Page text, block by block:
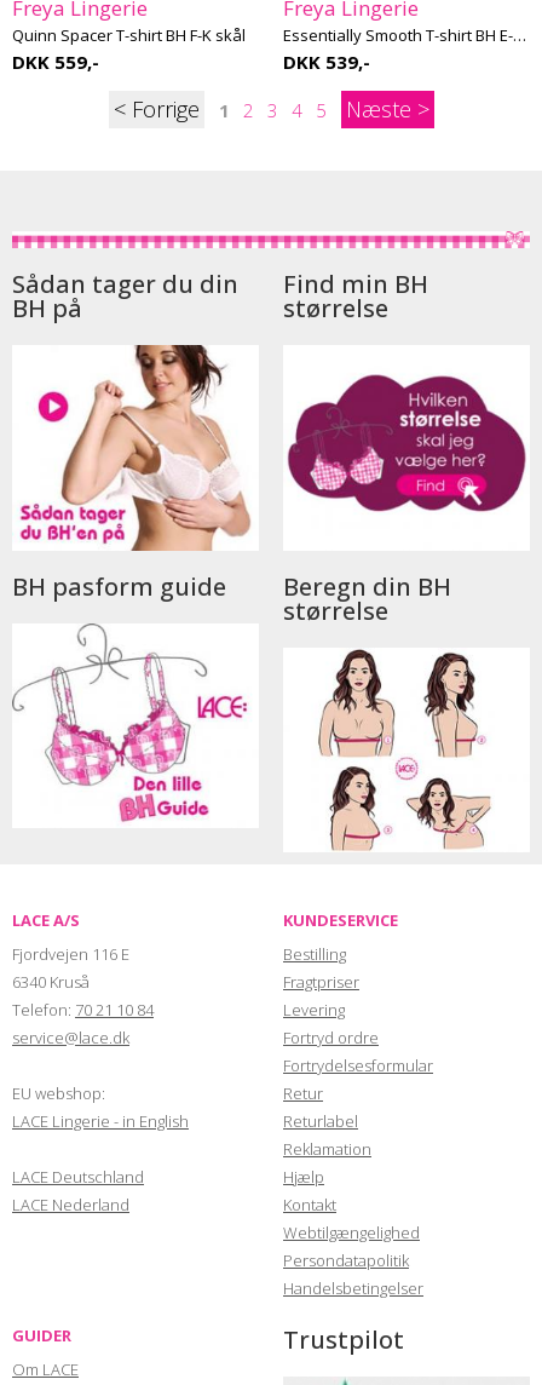
Freya Lingerie
Quinn Spacer T-shirt BH F-K skål
DKK 559,-
Freya Lingerie
Essentially Smooth T-shirt BH E-K skål
DKK 539,-
< 1 2 3 4 5 >
Sådan tager du din
BH på
Find min BH
størrelse
BH pasform guide Beregn din BH
størrelse
LACE A/S
Fjordvejen 116 E
6340 Kruså
Telefon: 70 21 10 84
service@lace.dk
EU webshop:
LACE Lingerie - in English
LACE Deutschland
LACE Nederland
KUNDESERVICE
Bestilling
Fragtpriser
Levering
Fortryd ordre
Fortrydelsesformular
Retur
Returlabel
Reklamation
Hjælp
Kontakt
Webtilgængelighed
Persondatapolitik
Handelsbetingelser
GUIDER
Om LACE
Trustpilot